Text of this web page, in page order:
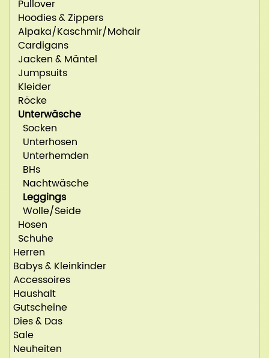
Pullover
Hoodies & Zippers
Alpaka/Kaschmir/Mohair
Cardigans
Jacken & Mäntel
Jumpsuits
Kleider
Röcke
Unterwäsche
Socken
Unterhosen
Unterhemden
BHs
Nachtwäsche
Leggings
Wolle/Seide
Hosen
Schuhe
Herren
Babys & Kleinkinder
Accessoires
Haushalt
Gutscheine
Dies & Das
Sale
Neuheiten